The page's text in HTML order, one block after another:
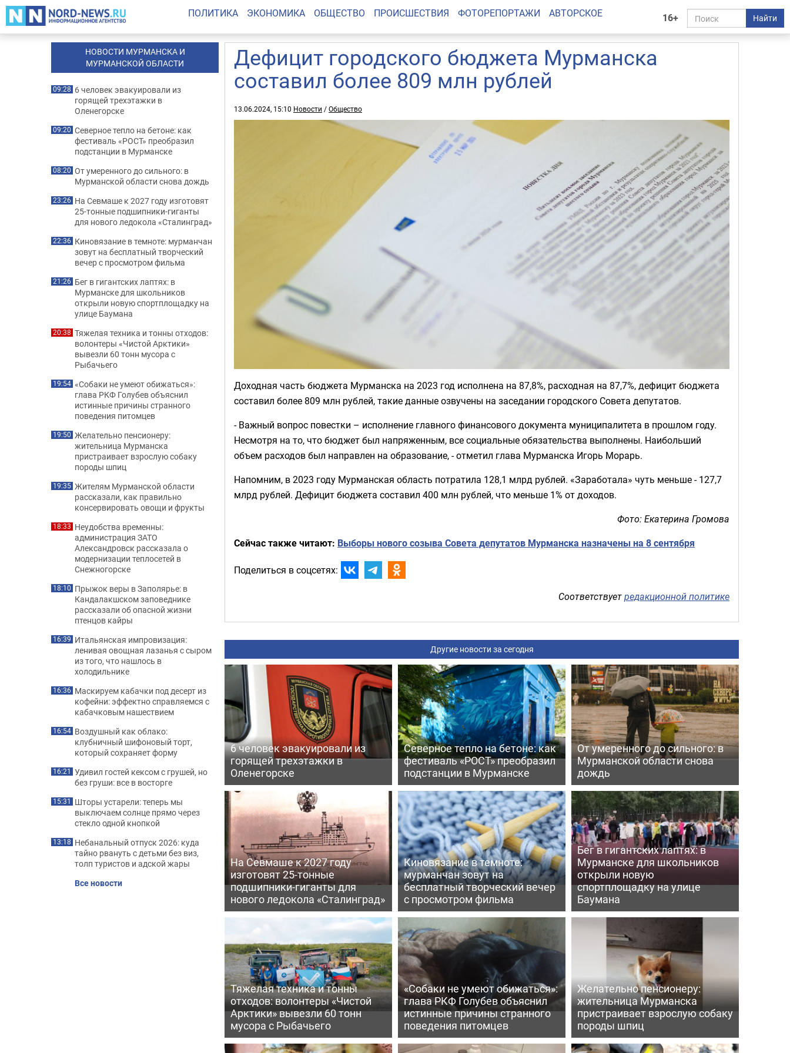
16+ Найти
ПОЛИТИКА ЭКОНОМИКА ОБЩЕСТВО ПРОИСШЕСТВИЯ ФОТОРЕПОРТАЖИ АВТОРСКОЕ
Дефицит городского бюджета Мурманска
составил более 809 млн рублей
13.06.2024, 15:10 Новости /Общество
Доходная часть бюджета Мурманска на 2023 год исполнена на 87,8%, расходная на 87,7%, дефицит бюджета
составил более 809 млн рублей, такие данные озвучены на заседании городского Совета депутатов.
- Важный вопрос повестки – исполнение главного финансового документа муниципалитета в прошлом году.
Несмотря на то, что бюджет был напряженным, все социальные обязательства выполнены. Наибольший
объем расходов был направлен на образование, - отметил глава Мурманска Игорь Морарь.
Напомним, в2023 году Мурманская область потратила 128,1 млрд рублей. «Заработала» чуть меньше - 127,7
млрд рублей. Дефицит бюджета составил 400 млн рублей, что меньше 1% от доходов.
Фото: Екатерина Громова
Сейчас также читают: Выборы нового созыва Совета депутатов Мурманска назначены на 8 сентября
Поделиться в соцсетях:
Соответствуетредакционной политике
Другие новости за сегодня
6 человек эвакуировали из
горящей трехэтажки в
Оленегорске
Северное тепло на бетоне: как
фестиваль «РОСТ» преобразил
подстанции в Мурманске
От умеренного до сильного: в
Мурманской области снова
дождь
На Севмаше к 2027 году
изготовят 25-тонные
подшипники-гиганты для
нового ледокола «Сталинград»
Киновязание в темноте:
мурманчан зовут на
бесплатный творческий вечер
с просмотром фильма
Бег в гигантских лаптях: в
Мурманске для школьников
открыли новую
спортплощадку на улице
Баумана
Тяжелая техника и тонны
отходов: волонтеры «Чистой
Арктики» вывезли 60 тонн
мусора с Рыбачьего
«Собаки не умеют обижаться»:
глава РКФ Голубев объяснил
истинные причины странного
поведения питомцев
Желательно пенсионеру:
жительница Мурманска
пристраивает взрослую собаку
породы шпиц
НОВОСТИ МУРМАНСКА И
МУРМАНСКОЙ ОБЛАСТИ
09:28 6 человек эвакуировали из
горящей трехэтажки в
Оленегорске
09:20 Северное тепло на бетоне: как
фестиваль «РОСТ» преобразил
подстанции в Мурманске
08:20 От умеренного до сильного: в
Мурманской области снова дождь
23:26 На Севмаше к 2027 году изготовят
25-тонные подшипники-гиганты
для нового ледокола «Сталинград»
22:36 Киновязание в темноте: мурманчан
зовут на бесплатный творческий
вечер с просмотром фильма
21:26 Бег в гигантских лаптях: в
Мурманске для школьников
открыли новую спортплощадку на
улице Баумана
20:38 Тяжелая техника и тонны отходов:
волонтеры «Чистой Арктики»
вывезли 60 тонн мусора с
Рыбачьего
19:54 «Собаки не умеют обижаться»:
глава РКФ Голубев объяснил
истинные причины странного
поведения питомцев
19:50 Желательно пенсионеру:
жительница Мурманска
пристраивает взрослую собаку
породы шпиц
19:35 Жителям Мурманской области
рассказали, как правильно
консервировать овощи и фрукты
18:33 Неудобства временны:
администрация ЗАТО
Александровск рассказала о
модернизации теплосетей в
Снежногорске
18:10 Прыжок веры в Заполярье: в
Кандалакшском заповеднике
рассказали об опасной жизни
птенцов кайры
16:39 Итальянская импровизация:
ленивая овощная лазанья с сыром
из того, что нашлось в
холодильнике
16:36 Маскируем кабачки под десерт из
кофейни: эффектно справляемся с
кабачковым нашествием
16:54 Воздушный как облако:
клубничный шифоновый торт,
который сохраняет форму
16:21 Удивил гостей кексом с грушей, но
без груши: все в восторге
15:31 Шторы устарели: теперь мы
выключаем солнце прямо через
стекло одной кнопкой
13:18 Небанальный отпуск 2026: куда
тайно рвануть с детьми без виз,
толп туристов и адской жары
Все новости